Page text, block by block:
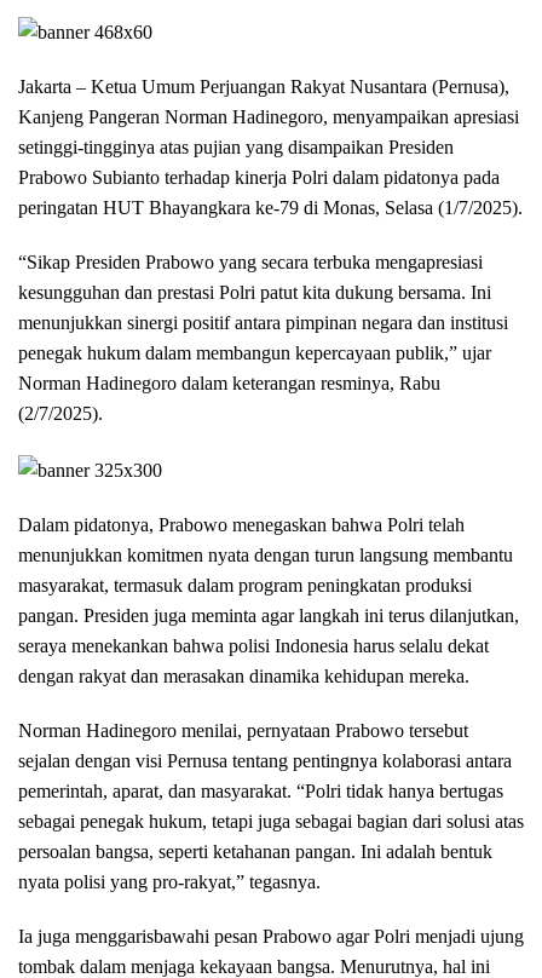
Jakarta – Ketua Umum Perjuangan Rakyat Nusantara (Pernusa),
Kanjeng Pangeran Norman Hadinegoro, menyampaikan apresiasi
setinggi-tingginya atas pujian yang disampaikan Presiden
Prabowo Subianto terhadap kinerja Polri dalam pidatonya pada
peringatan HUT Bhayangkara ke-79 di Monas, Selasa (1/7/2025).
“Sikap Presiden Prabowo yang secara terbuka mengapresiasi
kesungguhan dan prestasi Polri patut kita dukung bersama. Ini
menunjukkan sinergi positif antara pimpinan negara dan institusi
penegak hukum dalam membangun kepercayaan publik,” ujar
Norman Hadinegoro dalam keterangan resminya, Rabu
(2/7/2025).
Dalam pidatonya, Prabowo menegaskan bahwa Polri telah
menunjukkan komitmen nyata dengan turun langsung membantu
masyarakat, termasuk dalam program peningkatan produksi
pangan. Presiden juga meminta agar langkah ini terus dilanjutkan,
seraya menekankan bahwa polisi Indonesia harus selalu dekat
dengan rakyat dan merasakan dinamika kehidupan mereka.
Norman Hadinegoro menilai, pernyataan Prabowo tersebut
sejalan dengan visi Pernusa tentang pentingnya kolaborasi antara
pemerintah, aparat, dan masyarakat. “Polri tidak hanya bertugas
sebagai penegak hukum, tetapi juga sebagai bagian dari solusi atas
persoalan bangsa, seperti ketahanan pangan. Ini adalah bentuk
nyata polisi yang pro-rakyat,” tegasnya.
Ia juga menggarisbawahi pesan Prabowo agar Polri menjadi ujung
tombak dalam menjaga kekayaan bangsa. Menurutnya, hal ini